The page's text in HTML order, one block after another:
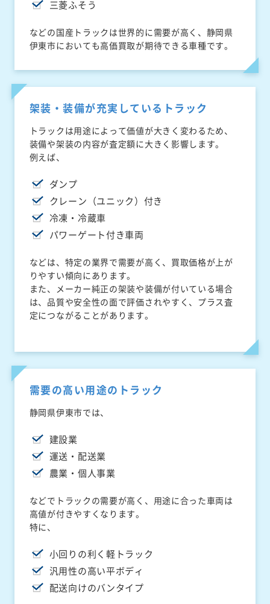
三菱ふそう
などの国産トラックは世界的に需要が高く、静岡県
伊東市においても高価買取が期待できる車種です。
架装・装備が充実しているトラック
トラックは用途によって価値が大きく変わるため、
装備や架装の内容が査定額に大きく影響します。
例えば、
ダンプ
クレーン（ユニック）付き
冷凍・冷蔵車
パワーゲート付き車両
などは、特定の業界で需要が高く、買取価格が上が
りやすい傾向にあります。
また、メーカー純正の架装や装備が付いている場合
は、品質や安全性の面で評価されやすく、プラス査
定につながることがあります。
需要の高い用途のトラック
静岡県伊東市では、
建設業
運送・配送業
農業・個人事業
などでトラックの需要が高く、用途に合った車両は
高値が付きやすくなります。
特に、
小回りの利く軽トラック
汎用性の高い平ボディ
配送向けのバンタイプ